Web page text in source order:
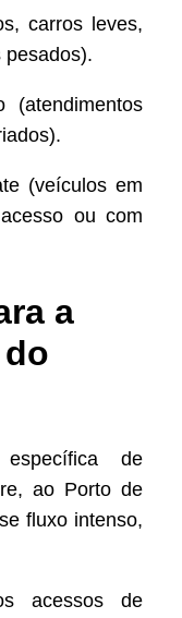
carros leves,
pesados).
(veículos em
ou com
a
de
ao Porto de
fluxo intenso,
acessos de